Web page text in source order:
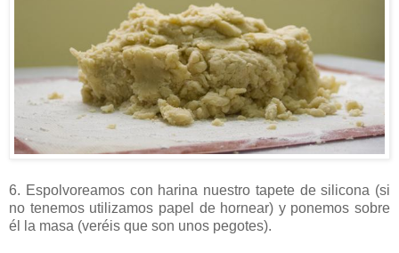
6. Espolvoreamos con harina nuestro tapete de silicona (si
no tenemos utilizamos papel de hornear) y ponemos sobre
él la masa (veréis que son unos pegotes).